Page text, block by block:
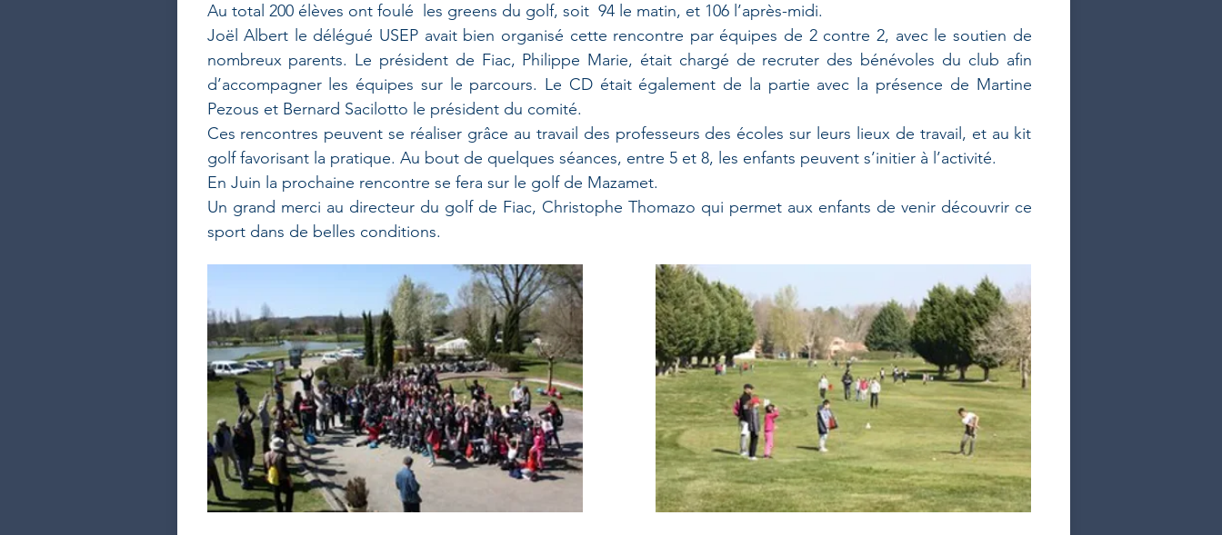
Au total 200 élèves ont foulé les greens du golf, soit 94 le matin, et 106 l’après-midi.
Joël Albert le délégué USEP avait bien organisé cette rencontre par équipes de 2 contre 2, avec le soutien de
nombreux parents. Le président de Fiac, Philippe Marie, était chargé de recruter des bénévoles du club afin
d’accompagner les équipes sur le parcours. Le CD était également de la partie avec la présence de Martine
Pezous et Bernard Sacilotto le président du comité.
Ces rencontres peuvent se réaliser grâce au travail des professeurs des écoles sur leurs lieux de travail, et au kit
golf favorisant la pratique. Au bout de quelques séances, entre 5 et 8, les enfants peuvent s’initier à l’activité.
En Juin la prochaine rencontre se fera sur le golf de Mazamet.
Un grand merci au directeur du golf de Fiac, Christophe Thomazo qui permet aux enfants de venir découvrir ce
sport dans de belles conditions.